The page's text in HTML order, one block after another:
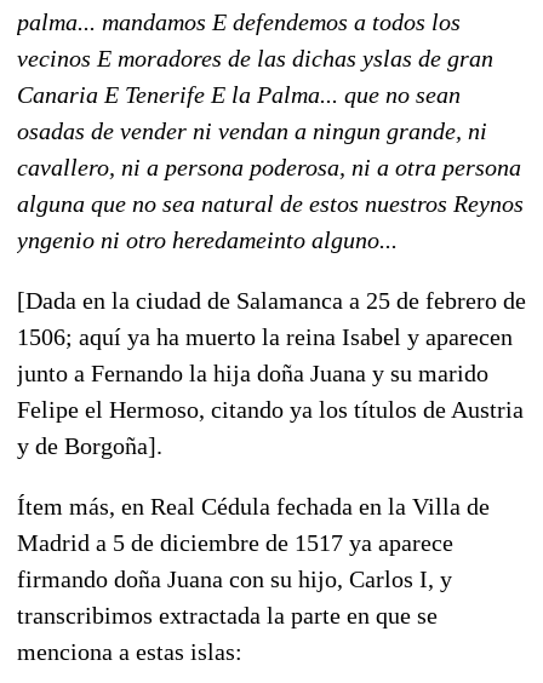
palma... mandamos E defendemos a todos los
vecinos E moradores de las dichas yslas de gran
Canaria E Tenerife E la Palma... que no sean
osadas de vender ni vendan a ningun grande, ni
cavallero, ni a persona poderosa, ni a otra persona
alguna que no sea natural de estos nuestros Reynos
yngenio ni otro heredameinto alguno...
[Dada en la ciudad de Salamanca a 25 de febrero de
1506; aquí ya ha muerto la reina Isabel y aparecen
junto a Fernando la hija doña Juana y su marido
Felipe el Hermoso, citando ya los títulos de Austria
y de Borgoña].
Ítem más, en Real Cédula fechada en la Villa de
Madrid a 5 de diciembre de 1517 ya aparece
firmando doña Juana con su hijo, Carlos I, y
transcribimos extractada la parte en que se
menciona a estas islas: